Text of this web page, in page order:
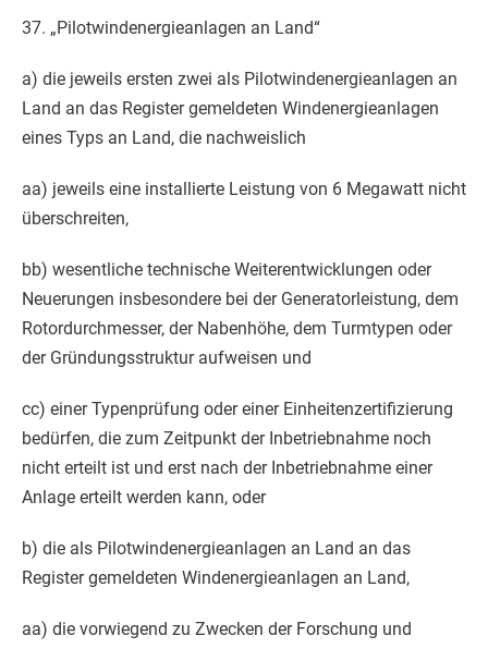
37. „Pilotwindenergieanlagen an Land“
a) die jeweils ersten zwei als Pilotwindenergieanlagen an
Land an das Register gemeldeten Windenergieanlagen
eines Typs an Land, die nachweislich
aa) jeweils eine installierte Leistung von 6 Megawatt nicht
überschreiten,
bb) wesentliche technische Weiterentwicklungen oder
Neuerungen insbesondere bei der Generatorleistung, dem
Rotordurchmesser, der Nabenhöhe, dem Turmtypen oder
der Gründungsstruktur aufweisen und
cc) einer Typenprüfung oder einer Einheitenzertifizierung
bedürfen, die zum Zeitpunkt der Inbetriebnahme noch
nicht erteilt ist und erst nach der Inbetriebnahme einer
Anlage erteilt werden kann, oder
b) die als Pilotwindenergieanlagen an Land an das
Register gemeldeten Windenergieanlagen an Land,
aa) die vorwiegend zu Zwecken der Forschung und